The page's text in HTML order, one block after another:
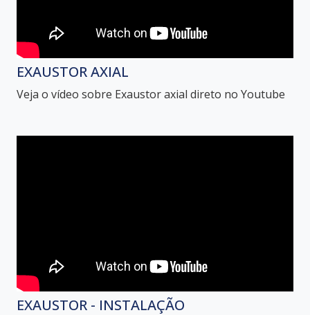
EXAUSTOR AXIAL
Veja o vídeo sobre Exaustor axial direto no Youtube
EXAUSTOR - INSTALAÇÃO